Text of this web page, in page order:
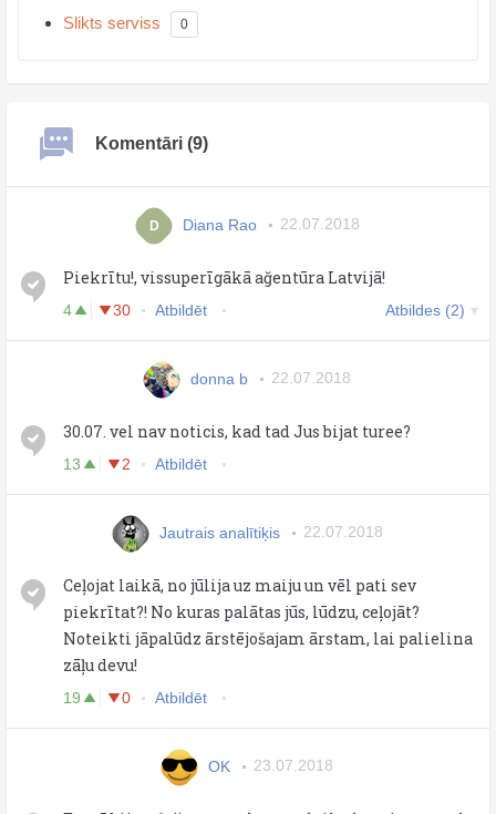
Slikts serviss 0
Komentāri (9)
D Diana Raо 22.07.2018
Piekrītu!, vissuperīgākā ağentūra Latvijā!
4 30 Atbildēt Atbildes (2)
donna b 22.07.2018
30.07. vel nav noticis, kad tad Jus bijat turee?
13 2 Atbildēt
Jautrais analītiķis 22.07.2018
Ceļojat laikā, no jūlija uz maiju un vēl pati sev
piekrītat?! No kuras palātas jūs, lūdzu, ceļojāt?
Noteikti jāpalūdz ārstējošajam ārstam, lai palielina
zāļu devu!
19 0 Atbildēt
ОK 23.07.2018